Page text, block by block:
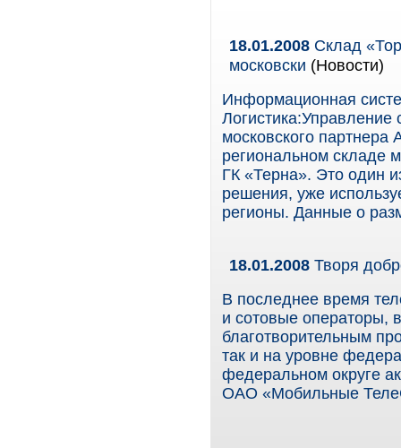
18.01.2008 Склад
московски (Новости)
Информационная
Логистика:Управление
московского
региональном складе
ГК «Терна». Это один
решения, уже
регионы. Данные о
18.01.2008 Творя
В последнее время
и сотовые операторы,
благотворительным
так и на уровне
федеральном округе
ОАО «Мобильные